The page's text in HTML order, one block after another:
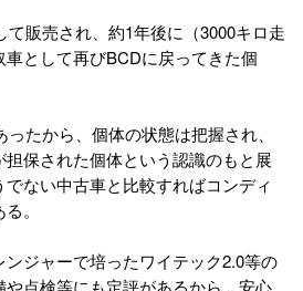
販売され、約1年後に（3000キロ走
として再びBCDに戻ってきた個
たから、個体の状態は把握され、
保された個体という認識のもと展
ない中古車と比較すればコンディ
。
ジャーで培ったワイテック2.0等の